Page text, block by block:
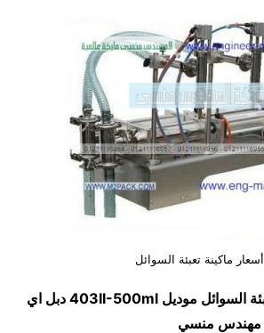
أسعار ماكينة تعبئة السوائل
السوائل موديل 403II-500mlدبل اي
مهندس منسي